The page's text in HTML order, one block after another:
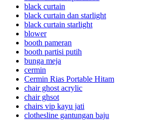
black curtain
black curtain dan starlight
black curtain starlight
blower
booth pameran
booth partisi putih
bunga meja
cermin
Cermin Rias Portable Hitam
chair ghost acrylic
chair ghsot
chairs vip kayu jati
clothesline gantungan baju